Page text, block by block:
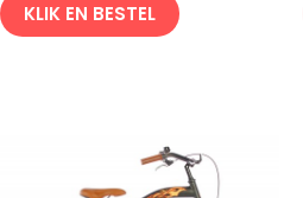
KLIK EN BESTEL